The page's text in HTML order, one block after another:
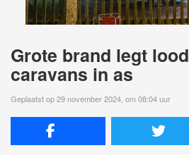
Grote brand legt
caravans in as
Geplaatst op 29 november 2024, om 08:04 uur